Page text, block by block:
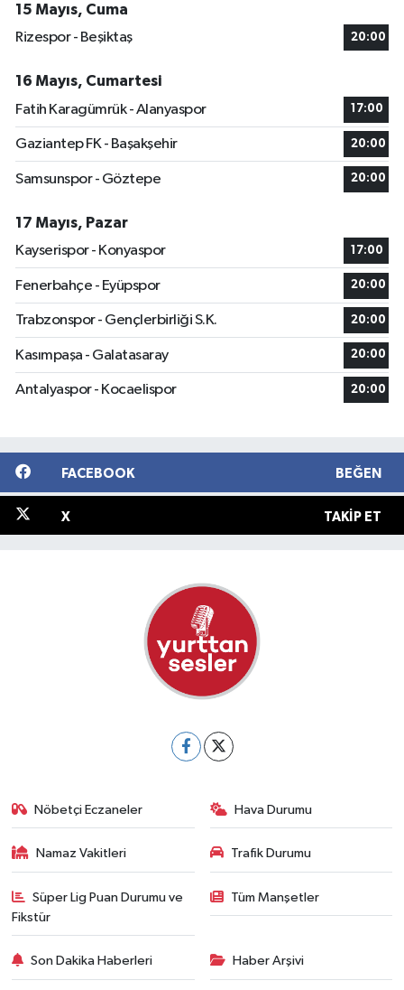
15 Mayıs, Cuma
Rizespor - Beşiktaş
20:00
16 Mayıs, Cumartesi
Fatih Karagümrük - Alanyaspor
17:00
Gaziantep FK - Başakşehir 20:00
Samsunspor - Göztepe 20:00
17 Mayıs, Pazar
Kayserispor - Konyaspor
17:00
Fenerbahçe - Eyüpspor 20:00
Trabzonspor - Gençlerbirliği S.K. 20:00
Kasımpaşa - Galatasaray 20:00
Antalyaspor - Kocaelispor 20:00
FACEBOOK BEĞEN
X TAKIP ET
Nöbetçi Eczaneler Hava Durumu
Namaz Vakitleri Trafik Durumu
Süper Lig Puan Durumu ve
Fikstür
Tüm Manşetler
Son Dakika Haberleri Haber Arşivi